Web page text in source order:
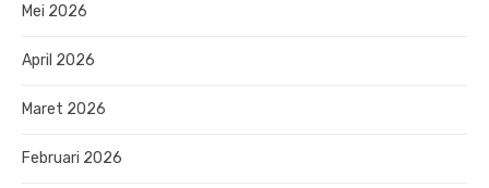
Mei 2026
April 2026
Maret 2026
Februari 2026